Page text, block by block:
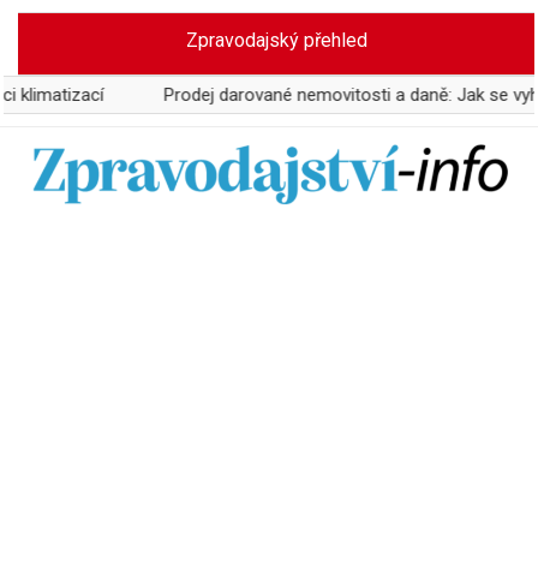
Skip
content
Zpravodajský přehled
Prodej darované nemovitosti a daně: Jak se vyhnout